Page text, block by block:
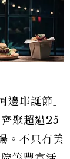
耶誕節」
聚超過25
。不只有美